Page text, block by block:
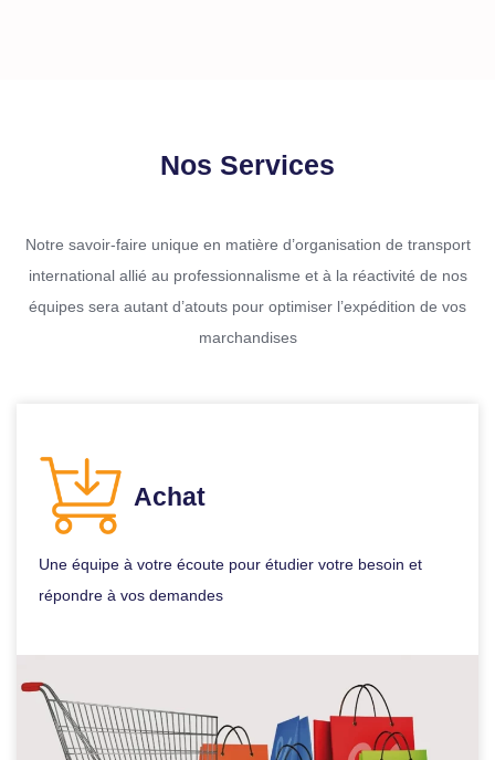
Nos Services
Notre savoir-faire unique en matière d’organisation de transport
international allié au professionnalisme et à la réactivité de nos
équipes sera autant d’atouts pour optimiser l’expédition de vos
marchandises
Achat
Une équipe à votre écoute pour étudier votre besoin et
répondre à vos demandes